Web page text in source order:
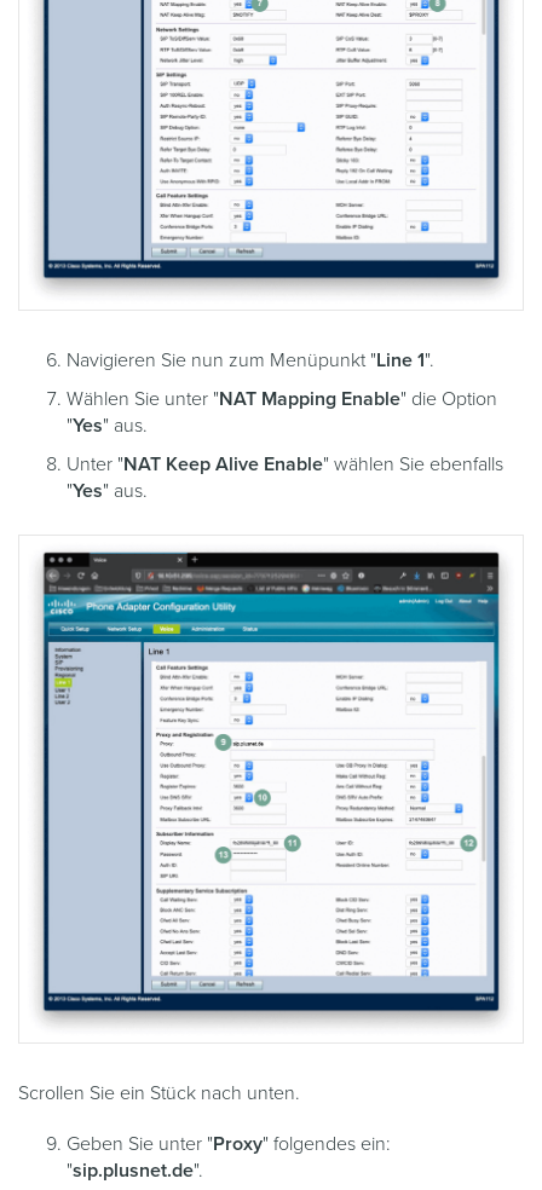
Navigieren Sie nun zum Menüpunkt "Line 1".
Wählen Sie unter "NAT Mapping Enable" die Option
"Yes" aus.
Unter "NAT Keep Alive Enable" wählen Sie ebenfalls
"Yes" aus.
Scrollen Sie ein Stück nach unten.
Geben Sie unter "Proxy" folgendes ein:
"sip.plusnet.de".